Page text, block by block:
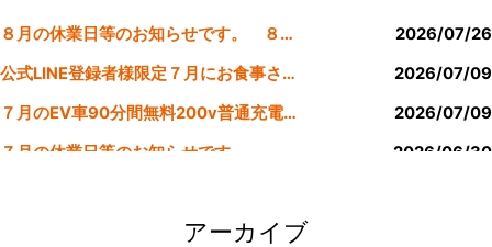
k
８月の休業日等のお知らせです。 ８月より定休日は金曜日のみにします。
2026/07/26
公式LINE登録者様限定７月にお食事された方にサービスクーポン発行
2026/07/09
７月のEV車90分間無料200v普通充電クーポン券！！
2026/07/09
７月の休業日等のお知らせです。
2026/06/30
アーカイブ